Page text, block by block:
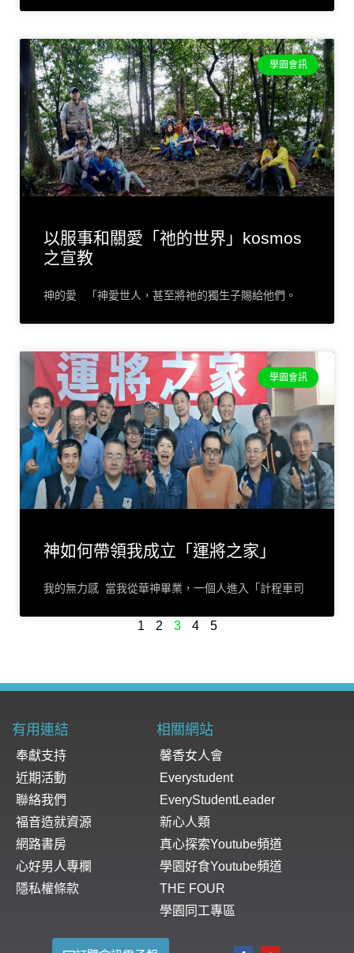
學園會訊
以服事和關愛「祂的世界」kosmos
之宣教
神的愛 「神愛世人，甚至將祂的獨生子賜給他們。
學園會訊
神如何帶領我成立「運將之家」
我的無力感 當我從華神畢業，一個人進入「計程車司
1 2 3 4 5
有用連結 相關網站
奉獻支持
近期活動
聯絡我們
福音造就資源
網路書房
心好男人專欄
隱私權條款
馨香女人會
Everystudent
EveryStudentLeader
新心人類
真心探索Youtube頻道
學園好食Youtube頻道
THE FOUR
學園同工專區